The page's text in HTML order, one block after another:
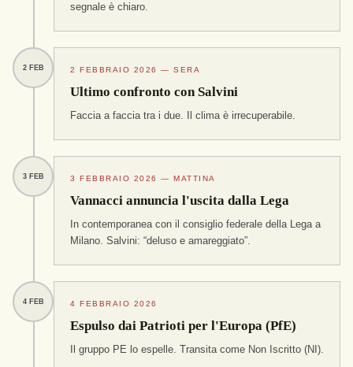
segnale è chiaro.
2 FEB 2 FEBBRAIO 2026 — SERA
Ultimo confronto con Salvini
Faccia a faccia tra i due. Il clima è irrecuperabile.
3 FEB 3 FEBBRAIO 2026 — MATTINA
Vannacci annuncia l'uscita dalla Lega
In contemporanea con il consiglio federale della Lega a
Milano. Salvini: “deluso e amareggiato”.
4 FEB 4 FEBBRAIO 2026
Espulso dai Patrioti per l'Europa (PfE)
Il gruppo PE lo espelle. Transita come Non Iscritto (NI).